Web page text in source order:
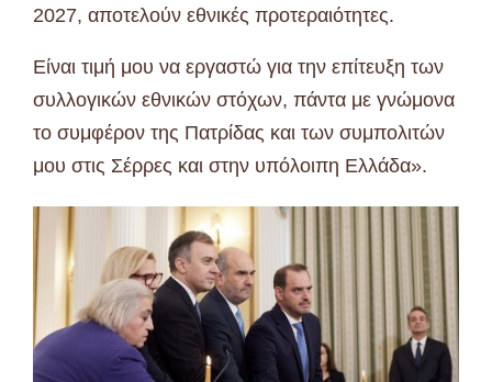
2027, αποτελούν εθνικές προτεραιότητες.
Είναι τιμή μου να εργαστώ για την επίτευξη των
συλλογικών εθνικών στόχων, πάντα με γνώμονα
το συμφέρον της Πατρίδας και των συμπολιτών
μου στις Σέρρες και στην υπόλοιπη Ελλάδα».